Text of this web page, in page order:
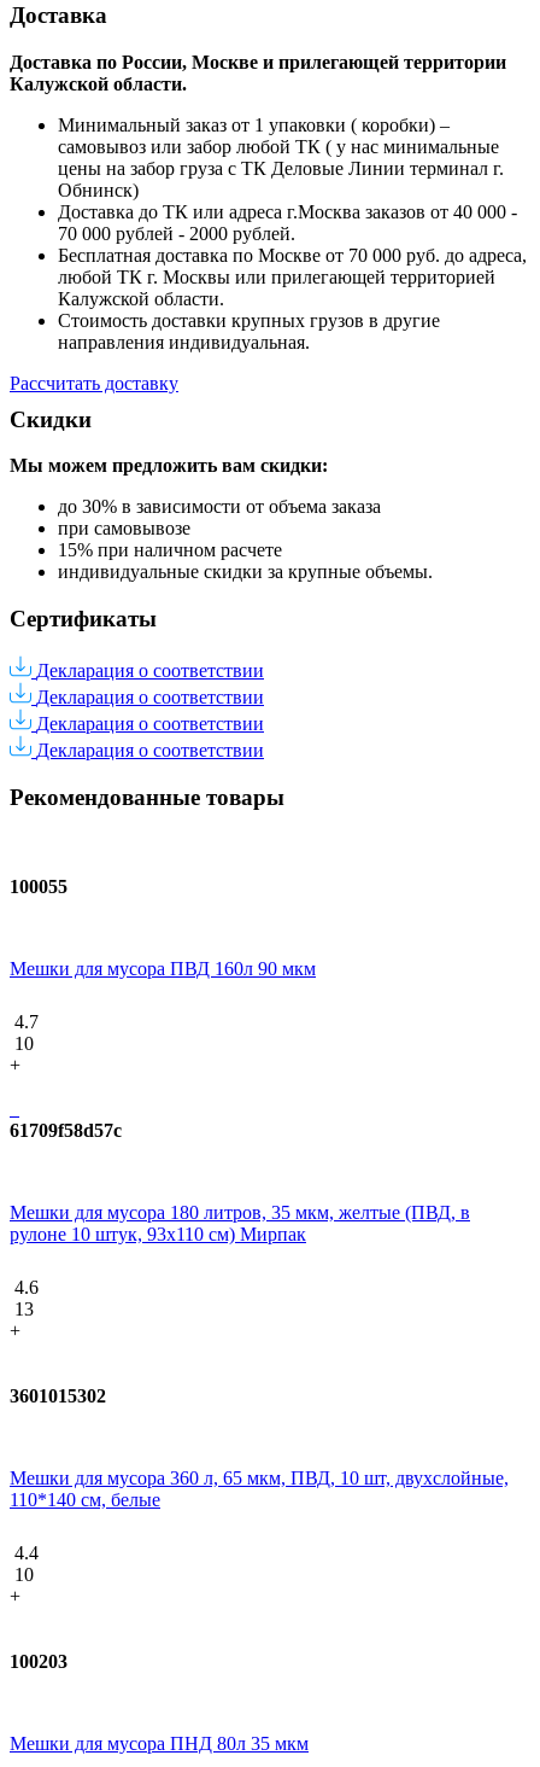
Доставка
Доставка по России, Москве и прилегающей территории
Калужской области.
Минимальный заказ от 1 упаковки ( коробки) –
самовывоз или забор любой ТК ( у нас минимальные
цены на забор груза с ТК Деловые Линии терминал г.
Обнинск)
Доставка до ТК или адреса г.Москва заказов от 40 000 -
70 000 рублей - 2000 рублей.
Бесплатная доставка по Москве от 70 000 руб. до адреса,
любой ТК г. Москвы или прилегающей территорией
Калужской области.
Стоимость доставки крупных грузов в другие
направления индивидуальная.
Рассчитать доставку
Скидки
Мы можем предложить вам скидки:
до 30% в зависимости от объема заказа
при самовывозе
15% при наличном расчете
индивидуальные скидки за крупные объемы.
Сертификаты
Декларация о соответствии
Декларация о соответствии
Декларация о соответствии
Декларация о соответствии
Рекомендованные товары
100055
Мешки для мусора ПВД 160л 90 мкм
4.7
10
+
61709f58d57c
Мешки для мусора 180 литров, 35 мкм, желтые (ПВД, в
рулоне 10 штук, 93x110 см) Мирпак
4.6
13
+
3601015302
Мешки для мусора 360 л, 65 мкм, ПВД, 10 шт, двухслойные,
110*140 см, белые
4.4
10
+
100203
Мешки для мусора ПНД 80л 35 мкм